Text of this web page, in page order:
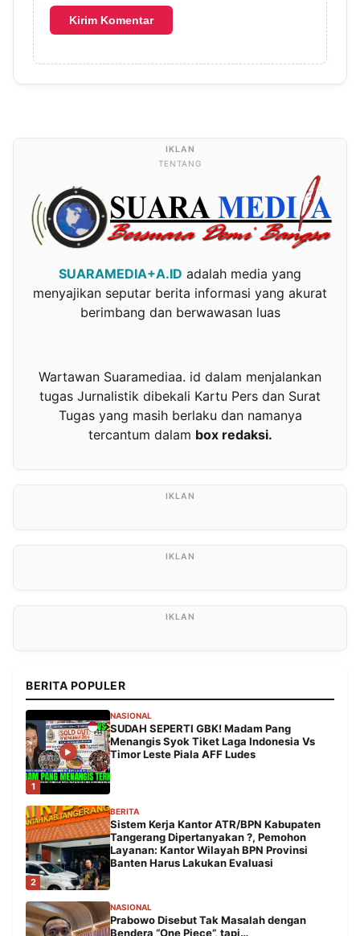
TENTANG
SUARAMEDIA+A.ID adalah media yang
menyajikan seputar berita informasi yang akurat
berimbang dan berwawasan luas
Wartawan Suaramediaa. id dalam menjalankan
tugas Jurnalistik dibekali Kartu Pers dan Surat
Tugas yang masih berlaku dan namanya
tercantum dalam box redaksi.
BERITA POPULER
1
NASIONAL
SUDAH SEPERTI GBK! Madam Pang
Menangis Syok Tiket Laga Indonesia Vs
Timor Leste Piala AFF Ludes
2
BERITA
Sistem Kerja Kantor ATR/BPN Kabupaten
Tangerang Dipertanyakan ?, Pemohon
Layanan: Kantor Wilayah BPN Provinsi
Banten Harus Lakukan Evaluasi
NASIONAL
Prabowo Disebut Tak Masalah dengan
Bendera “One Piece”, tapi…